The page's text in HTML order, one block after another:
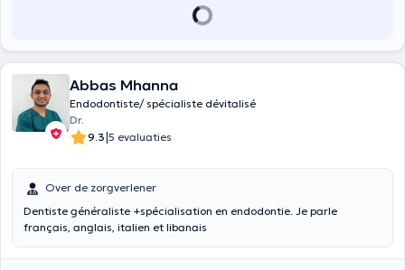
Abbas Mhanna
Endodontiste/ spécialiste dévitalisé
Dr.
9.3|5 evaluaties
Over de zorgverlener
Dentiste généraliste +spécialisation en endodontie. Je parle
français, anglais, italien et libanais